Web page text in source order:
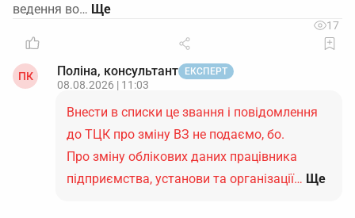
ведення во…
17
ПК Поліна, консультант ЕКСПЕРТ
08.08.2026 | 11:03
Внести в списки це звання і повідомлення
до ТЦК про зміну ВЗ не подаємо, бо.
Про зміну облікових даних працівника
підприємства, установи та організації… Ще